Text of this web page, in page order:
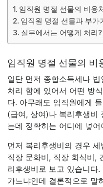
임직원 명절 선물의 비용
임직원 명절 선물과 부가
실무에서는 어떻게 처리?
임직원 명절 선물의 비
일단 먼저 종합소득세나
처리 함에 있어서 어떤 방
다. 아무래도 임직원에게
(급여, 상여)나 복리후생비
는데 정확히는 어디에 넣
먼저 복리후생비의 경우
직장 문화비, 직장 회식비,
리후생비로 보고 있습니다
가느냐인데 결론적으로 말